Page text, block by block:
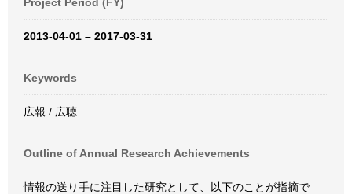
2013-04-01 – 2017-03-31
Keywords
広報 / 広聴
Outline of Annual Research Achievements
情報の送り手に注目した研究として、以下のことが指摘で